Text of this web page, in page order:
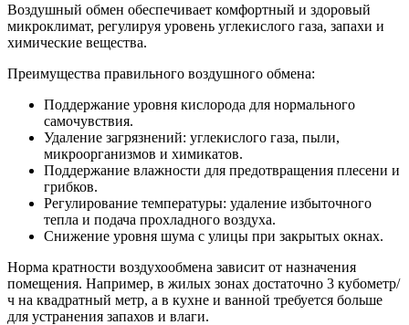
Воздушный обмен обеспечивает комфортный и здоровый
микроклимат, регулируя уровень углекислого газа, запахи и
химические вещества.
Преимущества правильного воздушного обмена:
Поддержание уровня кислорода для нормального
самочувствия.
Удаление загрязнений: углекислого газа, пыли,
микроорганизмов и химикатов.
Поддержание влажности для предотвращения плесени и
грибков.
Регулирование температуры: удаление избыточного
тепла и подача прохладного воздуха.
Снижение уровня шума с улицы при закрытых окнах.
Норма кратности воздухообмена зависит от назначения
помещения. Например, в жилых зонах достаточно 3 кубометр/
ч на квадратный метр, а в кухне и ванной требуется больше
для устранения запахов и влаги.